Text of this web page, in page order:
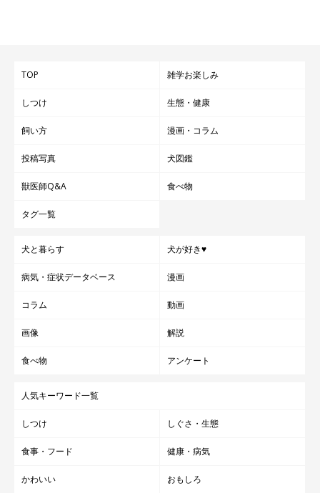
TOP 雑学お楽しみ
しつけ 生態・健康
飼い方 漫画・コラム
投稿写真 犬図鑑
獣医師Q&A 食べ物
タグ一覧
犬と暮らす 犬が好き♥
病気・症状データベース 漫画
コラム 動画
画像 解説
食べ物 アンケート
人気キーワード一覧
しつけ しぐさ・生態
食事・フード 健康・病気
かわいい おもしろ